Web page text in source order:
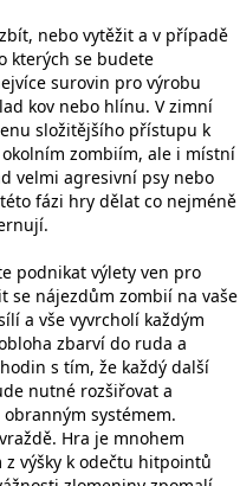
nebo vytěžit a v případě
kterých se budete
surovin pro výrobu
kov nebo hlínu. V zimní
složitějšího přístupu k
zombiím, ale i místní
velmi agresivní psy nebo
fázi hry dělat co nejméně
podnikat výlety ven pro
se nájezdům zombií na vaše
a vše vyvrcholí každým
zbarví do ruda a
s tím, že každý další
nutné rozšiřovat a
systémem.
Hra je mnohem
výšky k odečtu hitpointů